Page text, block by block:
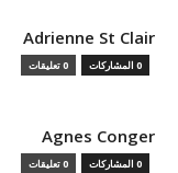
Adrienne St Clair
0 المشاركات 0 تعليقات
Agnes Conger
0 المشاركات 0 تعليقات